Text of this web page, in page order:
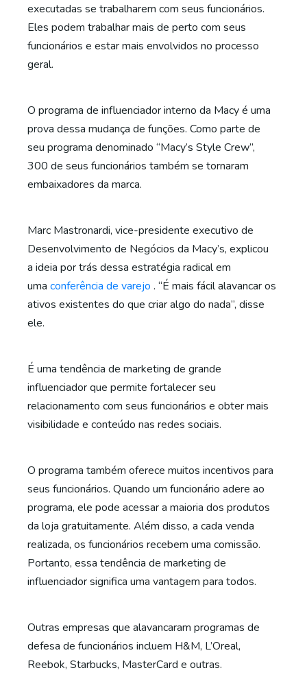
executadas se trabalharem com seus funcionários.
Eles podem trabalhar mais de perto com seus
funcionários e estar mais envolvidos no processo
geral.
O programa de influenciador interno da Macy é uma
prova dessa mudança de funções. Como parte de
seu programa denominado “Macy’s Style Crew”,
300 de seus funcionários também se tornaram
embaixadores da marca.
Marc Mastronardi, vice-presidente executivo de
Desenvolvimento de Negócios da Macy’s, explicou
a ideia por trás dessa estratégia radical em
uma conferência de varejo . “É mais fácil alavancar os
ativos existentes do que criar algo do nada”, disse
ele.
É uma tendência de marketing de grande
influenciador que permite fortalecer seu
relacionamento com seus funcionários e obter mais
visibilidade e conteúdo nas redes sociais.
O programa também oferece muitos incentivos para
seus funcionários. Quando um funcionário adere ao
programa, ele pode acessar a maioria dos produtos
da loja gratuitamente. Além disso, a cada venda
realizada, os funcionários recebem uma comissão.
Portanto, essa tendência de marketing de
influenciador significa uma vantagem para todos.
Outras empresas que alavancaram programas de
defesa de funcionários incluem H&M, L’Oreal,
Reebok, Starbucks, MasterCard e outras.